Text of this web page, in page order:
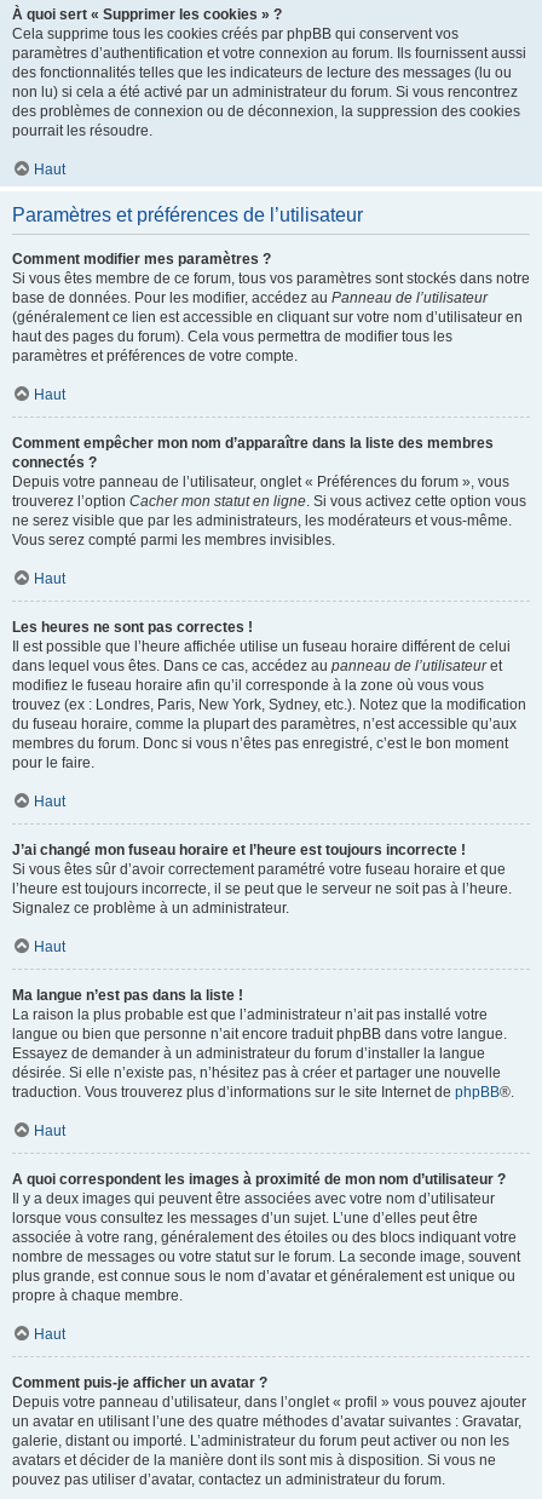
À quoi sert « Supprimer les cookies » ?
Cela supprime tous les cookies créés par phpBB qui conservent vos
paramètres d’authentification et votre connexion au forum. Ils fournissent aussi
des fonctionnalités telles que les indicateurs de lecture des messages (lu ou
non lu) si cela a été activé par un administrateur du forum. Si vous rencontrez
des problèmes de connexion ou de déconnexion, la suppression des cookies
pourrait les résoudre.
Haut
Paramètres et préférences de l’utilisateur
Comment modifier mes paramètres ?
Si vous êtes membre de ce forum, tous vos paramètres sont stockés dans notre
base de données. Pour les modifier, accédez au Panneau de l’utilisateur
(généralement ce lien est accessible en cliquant sur votre nom d’utilisateur en
haut des pages du forum). Cela vous permettra de modifier tous les
paramètres et préférences de votre compte.
Haut
Comment empêcher mon nom d’apparaître dans la liste des membres
connectés ?
Depuis votre panneau de l’utilisateur, onglet « Préférences du forum », vous
trouverez l’option Cacher mon statut en ligne. Si vous activez cette option vous
ne serez visible que par les administrateurs, les modérateurs et vous-même.
Vous serez compté parmi les membres invisibles.
Haut
Les heures ne sont pas correctes !
Il est possible que l’heure affichée utilise un fuseau horaire différent de celui
dans lequel vous êtes. Dans ce cas, accédez au panneau de l’utilisateuret
modifiez le fuseau horaire afin qu’il corresponde à la zone où vous vous
trouvez (ex : Londres, Paris, New York, Sydney, etc.). Notez que la modification
du fuseau horaire, comme la plupart des paramètres, n’est accessible qu’aux
membres du forum. Donc si vous n’êtes pas enregistré, c’est le bon moment
pour le faire.
Haut
J’ai changé mon fuseau horaire et l’heure est toujours incorrecte !
Si vous êtes sûr d’avoir correctement paramétré votre fuseau horaire et que
l’heure est toujours incorrecte, il se peut que le serveur ne soit pas à l’heure.
Signalez ce problème à un administrateur.
Haut
Ma langue n’est pas dans la liste !
La raison la plus probable est que l’administrateur n’ait pas installé votre
langue ou bien que personne n’ait encore traduit phpBB dans votre langue.
Essayez de demander à un administrateur du forum d’installer la langue
désirée. Si elle n’existe pas, n’hésitez pas à créer et partager une nouvelle
traduction. Vous trouverez plus d’informations sur le site Internet de phpBB®.
Haut
A quoi correspondent les images à proximité de mon nom d’utilisateur ?
Il y a deux images qui peuvent être associées avec votre nom d’utilisateur
lorsque vous consultez les messages d’un sujet. L’une d’elles peut être
associée à votre rang, généralement des étoiles ou des blocs indiquant votre
nombre de messages ou votre statut sur le forum. La seconde image, souvent
plus grande, est connue sous le nom d’avatar et généralement est unique ou
propre à chaque membre.
Haut
Comment puis-je afficher un avatar ?
Depuis votre panneau d’utilisateur, dans l’onglet « profil » vous pouvez ajouter
un avatar en utilisant l’une des quatre méthodes d’avatar suivantes : Gravatar,
galerie, distant ou importé. L’administrateur du forum peut activer ou non les
avatars et décider de la manière dont ils sont mis à disposition. Si vous ne
pouvez pas utiliser d’avatar, contactez un administrateur du forum.